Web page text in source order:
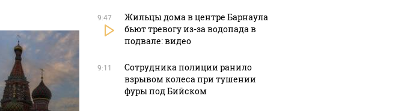
9:47
Жильцы дома в центре Барнаула
бьют тревогу из-за водопада в
подвале: видео
9:11
Сотрудника полиции ранило
взрывом колеса при тушении
фуры под Бийском